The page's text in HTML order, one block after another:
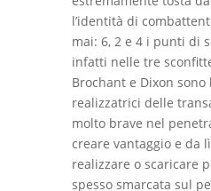
l’identità di
mai: 6, 2 e 4 i punti di
infatti nelle tre
Brochant e Dixon
realizzatrici delle
molto brave nel
creare vantaggio e da
realizzare o scaricare
spesso smarcata sul